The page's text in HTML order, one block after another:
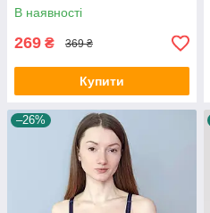
В наявності
269 ₴ 369 ₴
Купити
–26%